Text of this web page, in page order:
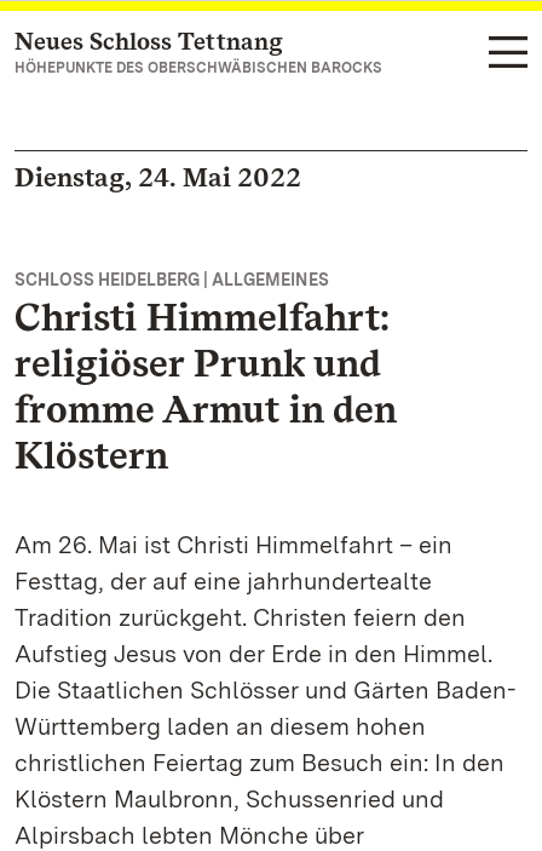
Zum Hauptinhalt springen
Neues Schloss Tettnang
HÖHEPUNKTE DES OBERSCHWÄBISCHEN BAROCKS
Dienstag, 24. Mai 2022
SCHLOSS HEIDELBERG | ALLGEMEINES
Christi Himmelfahrt:
religiöser Prunk und
fromme Armut in den
Klöstern
Am 26. Mai ist Christi Himmelfahrt – ein
Festtag, der auf eine jahrhundertealte
Tradition zurückgeht. Christen feiern den
Aufstieg Jesus von der Erde in den Himmel.
Die Staatlichen Schlösser und Gärten Baden-
Württemberg laden an diesem hohen
christlichen Feiertag zum Besuch ein: In den
Klöstern Maulbronn, Schussenried und
Alpirsbach lebten Mönche über